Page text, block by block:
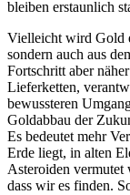
bleiben erstaunlich
Vielleicht wird Gold
sondern auch aus
Fortschritt aber
Lieferketten,
bewussteren
Goldabbau der
Es bedeutet mehr
Erde liegt, in alten
Asteroiden vermutet
dass wir es finden.